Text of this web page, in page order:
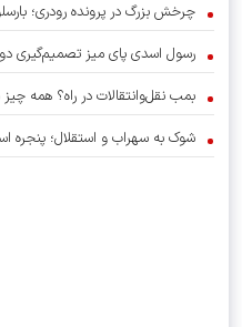
چرخش بزرگ در پرونده رودری؛
رسول اسدی پای میز تصمیم‌گیری
بمب نقل‌وانتقالات در راه؟ همه چیز
شوک به سهراب و استقلال؛ پنجره